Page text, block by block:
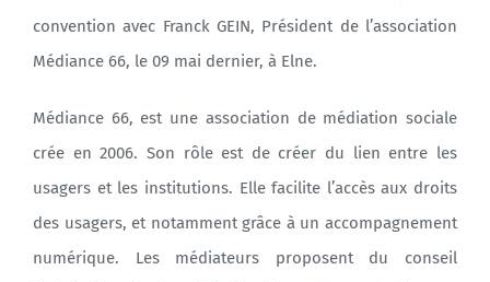
convention avec Franck GEIN, Président de l’association
Médiance 66, le 09 mai dernier, à Elne.
Médiance 66, est une association de médiation sociale
crée en 2006. Son rôle est de créer du lien entre les
usagers et les institutions. Elle facilite l’accès aux droits
des usagers, et notamment grâce à un accompagnement
numérique. Les médiateurs proposent du conseil